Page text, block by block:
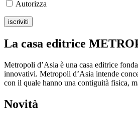
Autorizza
La casa editrice
Metropoli d’Asia è una casa editrice
innovativi. Metropoli d’Asia intende
con il quale hanno una contiguità fisica,
Novità